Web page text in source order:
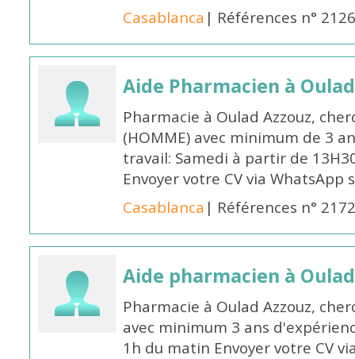
Casablanca | Références n°
Aide Pharmacien à
Pharmacie à Oulad Azzouz,
(HOMME) avec minimum de 3
travail: Samedi à partir de
Envoyer votre CV via WhatsApp
Casablanca | Références n°
Aide pharmacien à
Pharmacie à Oulad Azzouz,
avec minimum 3 ans
1h du matin Envoyer votre CV